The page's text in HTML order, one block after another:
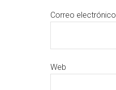
Correo electrónico
Web